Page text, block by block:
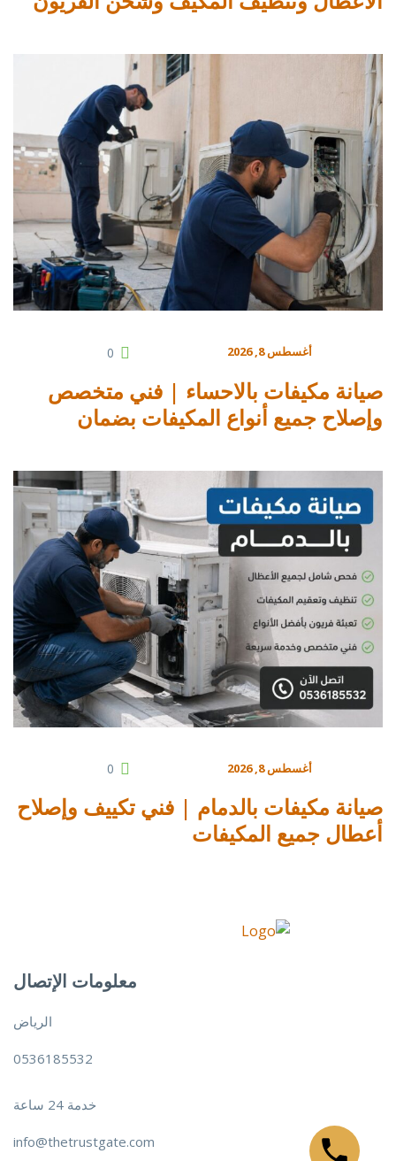
أغسطس 8, 2026 0
صيانة مكيفات بالاحساء | فني متخصص
وإصلاح جميع أنواع المكيفات بضمان
أغسطس 8, 2026 0
صيانة مكيفات بالدمام | فني تكييف وإصلاح
أعطال جميع المكيفات
معلومات الإتصال
الرياض
0536185532
خدمة 24 ساعة
info@thetrustgate.com